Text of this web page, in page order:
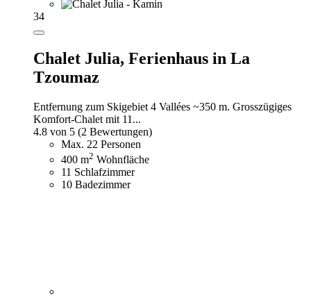
34
Chalet Julia, Ferienhaus in La
Tzoumaz
Entfernung zum Skigebiet 4 Vallées ~350 m. Grosszügiges
Komfort-Chalet mit 11...
4.8 von 5 (2 Bewertungen)
Max. 22 Personen
400 m2 Wohnfläche
11 Schlafzimmer
10 Badezimmer